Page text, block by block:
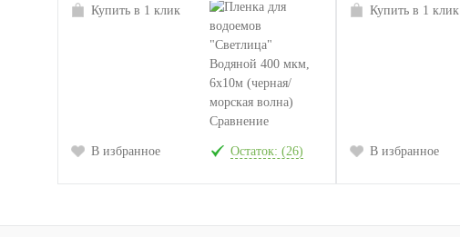
Купить в 1 клик
Сравнение
В избранное Остаток: (26)
Купить в 1 клик
В избранное